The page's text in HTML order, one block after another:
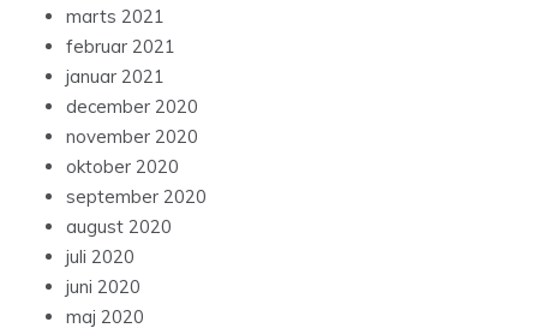
marts 2021
februar 2021
januar 2021
december 2020
november 2020
oktober 2020
september 2020
august 2020
juli 2020
juni 2020
maj 2020